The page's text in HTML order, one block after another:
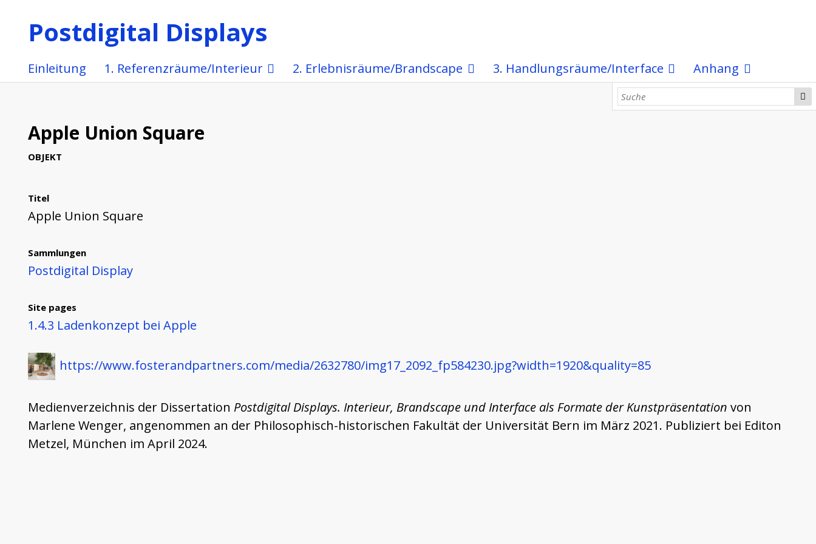
Postdigital Displays
Einleitung 1. Referenzräume/Interieur 2. Erlebnisräume/Brandscape 3. Handlungsräume/Interface Anhang
Apple Union Square
OBJEKT
Titel
Apple Union Square
Sammlungen
Postdigital Display
Site pages
1.4.3 Ladenkonzept bei Apple
https://www.fosterandpartners.com/media/2632780/img17_2092_fp584230.jpg?width=1920&quality=85
Medienverzeichnis der Dissertation Postdigital Displays. Interieur, Brandscape und Interface als Formate der Kunstpräsentation von
Marlene Wenger, angenommen an der Philosophisch-historischen Fakultät der Universität Bern im März 2021. Publiziert bei Editon
Metzel, München im April 2024.